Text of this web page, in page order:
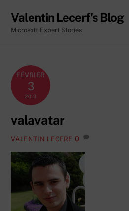
content
Valentin Lecerf's Blog
Microsoft Expert Stories
FÉVRIER
3
2013
valavatar
VALENTIN LECERF 0